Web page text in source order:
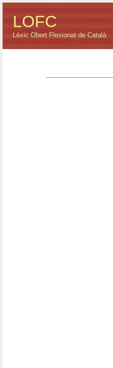
LOFC
Lèxic Obert Flexionat de Català